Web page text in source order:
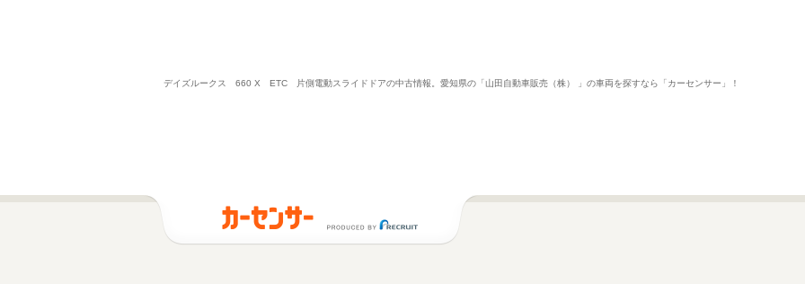
デイズルークス 660 X ETC 片側電動スライドドアの中古情報。愛知県の「山田自動車販売（株） 」の車両を探すなら「カーセンサー」！